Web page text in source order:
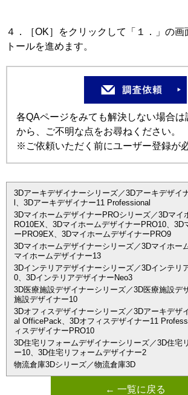
４．［OK］をクリックして「１．」の画
トールを進めます。
各QAページをみても解決しない場合は
から、ご不明な点をお尋ねください。
※ご依頼いただく前にユーザー登録が
3Dアーキデザイナーシリーズ／3Dアーキデザイ
l、3Dアーキデザイナー11 Professional
3DマイホームデザイナーPROシリーズ／3Dマイ
RO10EX、3DマイホームデザイナーPRO10、3D
ーPRO9EX、3DマイホームデザイナーPRO9
3Dマイホームデザイナーシリーズ／3Dマイホー
マイホームデザイナー13
3Dインテリアデザイナーシリーズ／3Dインテリ
0、3DインテリアデザイナーNeo3
3D医療施設デザイナーシリーズ／3D医療施設デ
施設デザイナー10
3Dオフィスデザイナーシリーズ／3Dアーキデザ
al OfficePack、3Dオフィスデザイナー11
ィスデザイナーPRO10
3D住宅リフォームデザイナーシリーズ／3D住宅
ー10、3D住宅リフォームデザイナー2
物流倉庫3Dシリーズ／物流倉庫3D
← 一覧に戻る